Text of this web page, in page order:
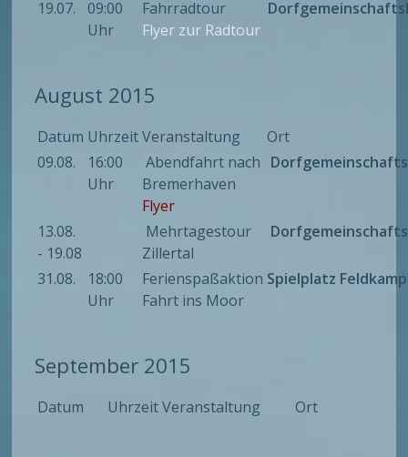
19.07.
09:00
Uhr
Fahrradtour
Flyer zur Radtour
August 2015
Datum Uhrzeit Veranstaltung
Ort
09.08.
16:00
Uhr
Abendfahrt nach
Bremerhaven
Flyer
13.08.
- 19.08
Mehrtagestour
Zillertal
31.08.
18:00
Uhr
Ferienspaßaktion
Fahrt ins Moor
Spielplatz Feldkamp
September 2015
Datum Uhrzeit Veranstaltung Ort